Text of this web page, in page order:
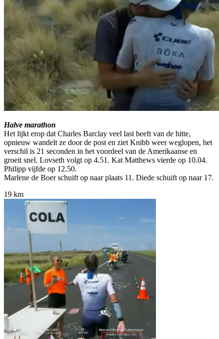
Halve marathon
Het lijkt erop dat Charles Barclay veel last heeft van de hitte,
opnieuw wandelt ze door de post en ziet Knibb weer weglopen, het
verschil is 21 seconden in het voordeel van de Amerikaanse en
groeit snel. Lovseth volgt op 4.51. Kat Matthews vierde op 10.04.
Philipp vijfde op 12.50.
Marlene de Boer schuift op naar plaats 11. Diede schuift op naar 17.
19 km